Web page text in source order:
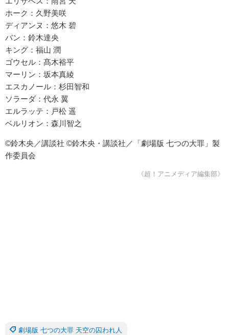
ホーク：久野美咲
ディアンヌ：悠木 碧
バン：鈴木達央
キング：福山 潤
ゴウセル：髙木裕平
マーリン：坂本真綾
エスカノール：杉田智和
ソラーダ：代永 翼
エルラッテ：戸松 遥
ベルリオン：森川智之
©鈴木央／講談社 ©鈴木央・講談社／「劇場版 七つの大罪」製
作委員会
《超！アニメディア編集部》
劇場版 七つの大罪 天空の囚われ人